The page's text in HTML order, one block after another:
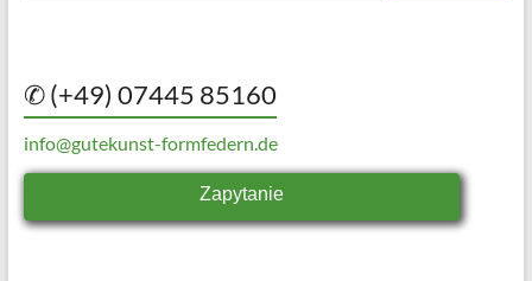
✆ (+49) 07445 85160
info@gutekunst-formfedern.de
Zapytanie